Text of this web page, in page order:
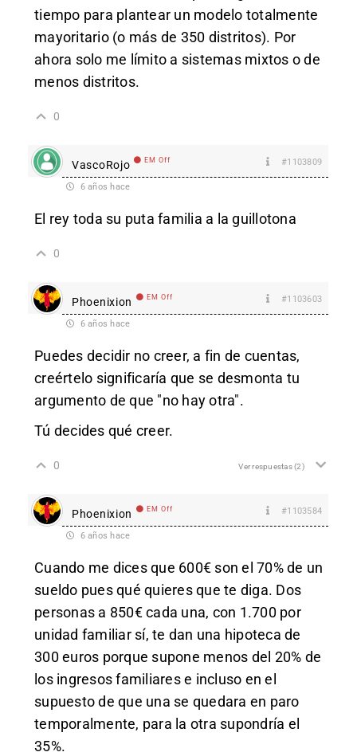
tiempo para plantear un modelo totalmente
mayoritario (o más de 350 distritos). Por
ahora solo me límito a sistemas mixtos o de
menos distritos.
0
VascoRojo EM Off #1103809
6 años hace
El rey toda su puta familia a la guillotona
0
Phoenixion EM Off #1103603
6 años hace
Puedes decidir no creer, a fin de cuentas,
creértelo significaría que se desmonta tu
argumento de que "no hay otra".
Tú decides qué creer.
0 Ver respuestas(2)
Phoenixion EM Off #1103584
6 años hace
Cuando me dices que 600€ son el 70% de un
sueldo pues qué quieres que te diga. Dos
personas a 850€ cada una, con 1.700 por
unidad familiar sí, te dan una hipoteca de
300 euros porque supone menos del 20% de
los ingresos familiares e incluso en el
supuesto de que una se quedara en paro
temporalmente, para la otra supondría el
35%.